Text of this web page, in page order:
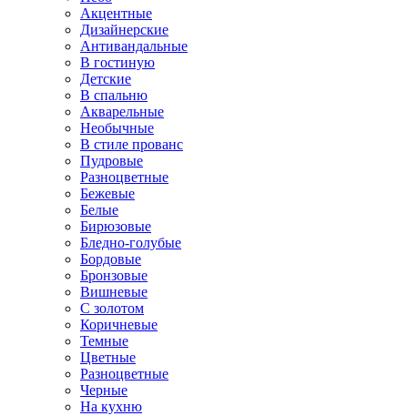
Акцентные
Дизайнерские
Антивандальные
В гостиную
Детские
В спальню
Акварельные
Необычные
В стиле прованс
Пудровые
Разноцветные
Бежевые
Белые
Бирюзовые
Бледно-голубые
Бордовые
Бронзовые
Вишневые
С золотом
Коричневые
Темные
Цветные
Разноцветные
Черные
На кухню